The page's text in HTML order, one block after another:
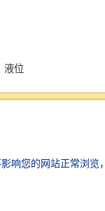
液位